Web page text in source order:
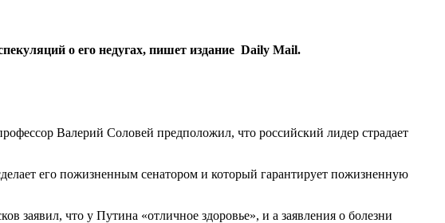
о его недугах, пишет издание Daily Mail.
Валерий Соловей предположил, что российский лидер страдает
его пожизненным сенатором и который гарантирует пожизненную
заявил, что у Путина «отличное здоровье», и а заявления о болезни